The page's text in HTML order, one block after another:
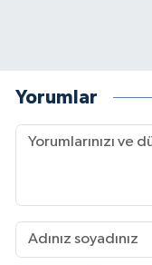
Yorumlar